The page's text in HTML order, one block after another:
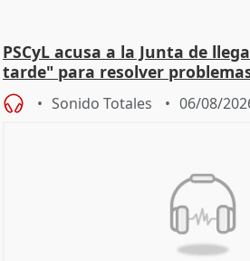
PSCyL acusa a la Junta de
tarde" para resolver
Sonido Totales 06/08/